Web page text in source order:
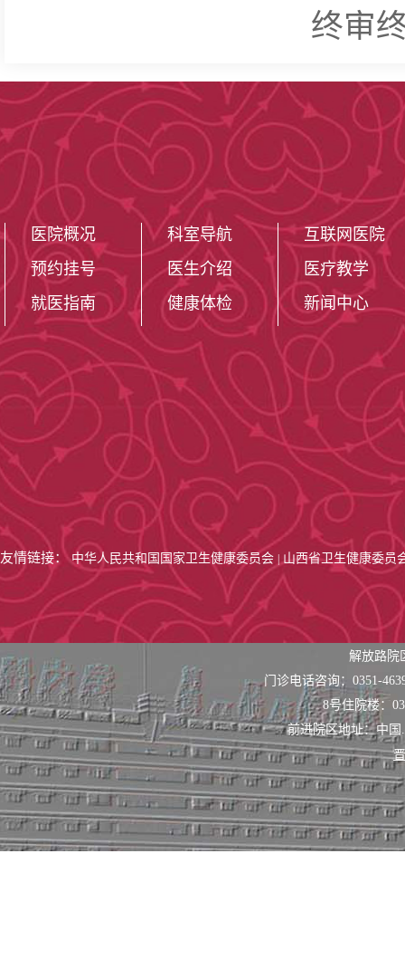
终审
医院概况
预约挂号
就医指南
科室导航
医生介绍
健康体检
互联网医院
医疗教学
新闻中心
友情链接：中华人民共和国国家卫生健康委员会 山西省卫生健康委员
解放路
门诊电话咨询：0351-
8号住院楼：
前进院区地址：中